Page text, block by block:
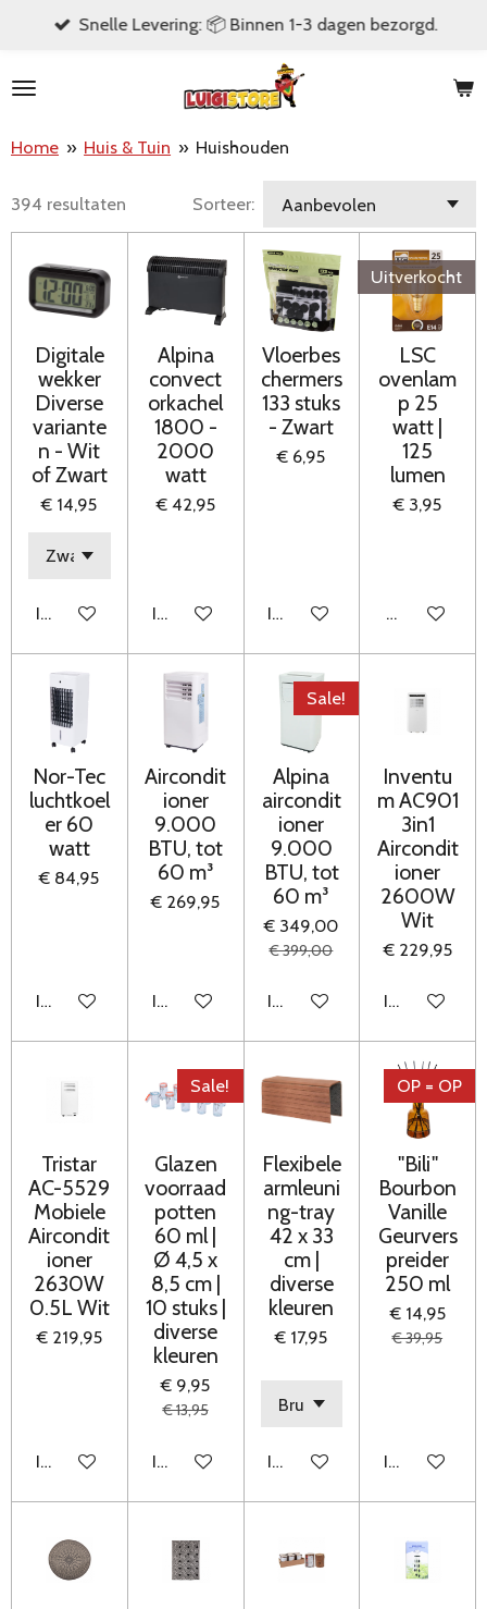
naar
hoofdinhoud
Snelle Levering: 📦 Binnen 1-3 dagen bezorgd.
Home » Huis & Tuin » Huishouden
394 resultaten Sorteer:
Digitale
wekker
Diverse
variante
n - Wit
of Zwart
€ 14,95
In winkelwagen
Alpina
convect
orkachel
1800 -
2000
watt
€ 42,95
In winkelwagen
Vloerbes
chermers
133 stuks
- Zwart
€ 6,95
In winkelwagen
Uitverkocht
LSC
ovenlam
p 25
watt |
125
lumen
€ 3,95
Houd mij
Nor-Tec
luchtkoel
er 60
watt
€ 84,95
In winkelwagen
Aircondit
ioner
9.000
BTU, tot
60 m³
€ 269,95
In winkelwagen
Sale!
Alpina
aircondit
ioner
9.000
BTU, tot
60 m³
€ 349,00
€ 399,00
In winkelwagen
Inventu
m AC901
3in1
Aircondit
ioner
2600W
Wit
€ 229,95
In
Tristar
AC-5529
Mobiele
Aircondit
ioner
2630W
0.5L Wit
€ 219,95
In winkelwagen
Sale!
Glazen
voorraad
potten
60 ml |
Ø 4,5 x
8,5 cm |
10 stuks |
diverse
kleuren
€ 9,95
€ 13,95
In winkelwagen
Flexibele
armleuni
ng-tray
42 x 33
cm |
diverse
kleuren
€ 17,95
In winkelwagen
OP = OP
"Bili"
Bourbon
Vanille
Geurvers
preider
250 ml
€ 14,95
€ 39,95
In